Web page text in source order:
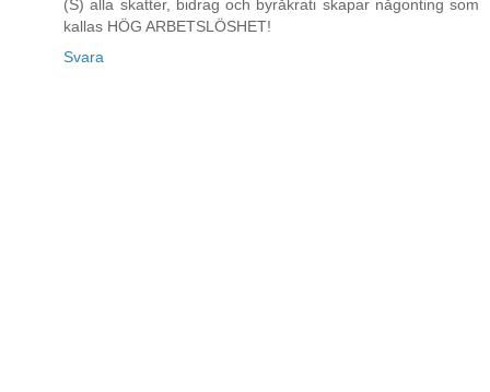
(S) alla skatter, bidrag och byråkrati skapar någonting som
kallas HÖG ARBETSLÖSHET!
Svara